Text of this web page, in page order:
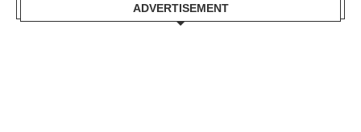
ADVERTISEMENT